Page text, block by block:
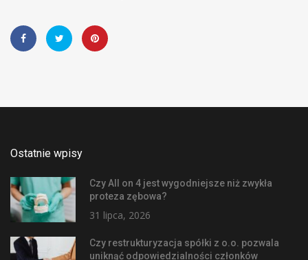
Ostatnie wpisy
Czy All on 4 jest wygodniejsze niż zwykła
proteza zębowa?
31 lipca, 2026
Czy restrukturyzacja spółki z o.o. pozwala
uniknąć odpowiedzialności członków